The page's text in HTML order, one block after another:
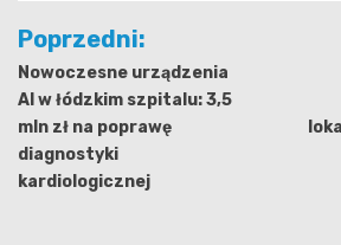
Nawigacja
wpisu
Poprzedni:
Nowoczesne urządzenia
AI w łódzkim szpitalu: 3,5
mln zł na poprawę
diagnostyki
kardiologicznej